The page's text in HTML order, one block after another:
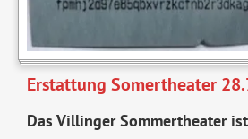
Erstattung Somertheater
Das Villinger Sommertheater